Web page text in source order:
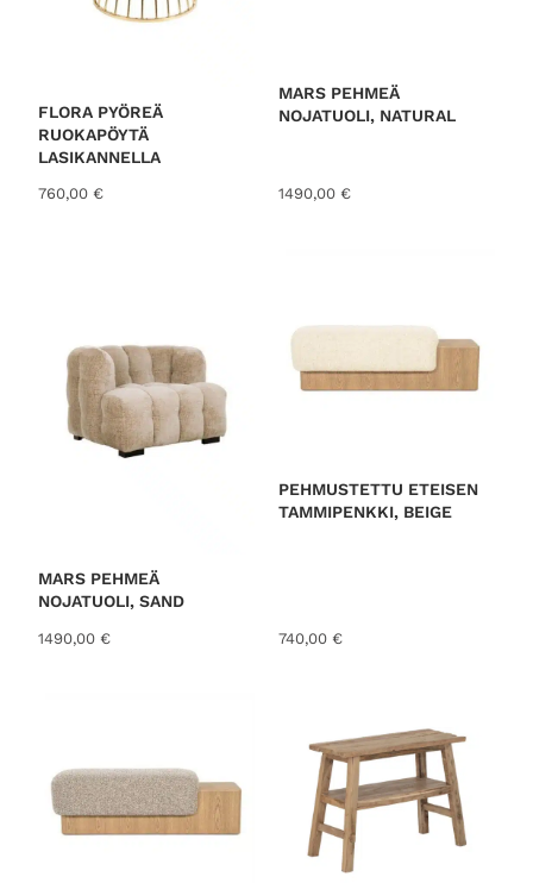
FLORA PYÖREÄ
RUOKAPÖYTÄ
LASIKANNELLA
760,00 €
MARS PEHMEÄ
NOJATUOLI, NATURAL
1490,00 €
MARS PEHMEÄ
NOJATUOLI, SAND
1490,00 €
PEHMUSTETTU ETEISEN
TAMMIPENKKI, BEIGE
740,00 €